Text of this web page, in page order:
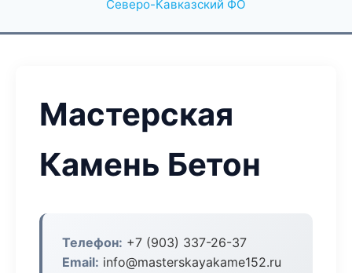
Северо-Кавказский ФО
Мастерская
Камень Бетон
Телефон: +7 (903) 337-26-37
Email: info@masterskayakame152.ru